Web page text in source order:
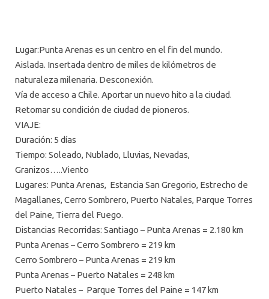
Lugar:Punta Arenas es un centro en el fin del mundo.
Aislada. Insertada dentro de miles de kilómetros de
naturaleza milenaria. Desconexión.
Vía de acceso a Chile. Aportar un nuevo hito a la ciudad.
Retomar su condición de ciudad de pioneros.
VIAJE:
Duración: 5 días
Tiempo: Soleado, Nublado, Lluvias, Nevadas,
Granizos…..Viento
Lugares: Punta Arenas, Estancia San Gregorio, Estrecho de
Magallanes, Cerro Sombrero, Puerto Natales, Parque Torres
del Paine, Tierra del Fuego.
Distancias Recorridas: Santiago – Punta Arenas = 2.180 km
Punta Arenas – Cerro Sombrero = 219 km
Cerro Sombrero – Punta Arenas = 219 km
Punta Arenas – Puerto Natales = 248 km
Puerto Natales – Parque Torres del Paine = 147 km